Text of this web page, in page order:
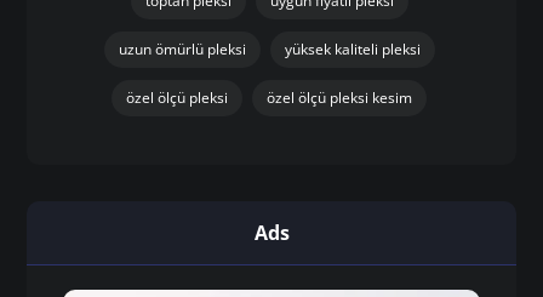
uzun ömürlü pleksi yüksek kaliteli pleksi
özel ölçü pleksi özel ölçü pleksi kesim
Ads